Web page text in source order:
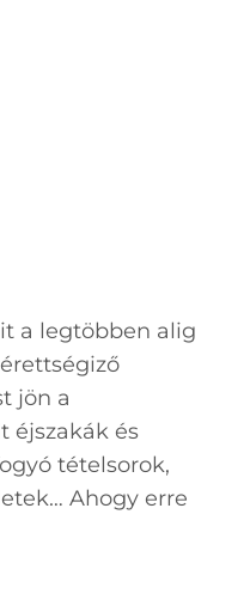
a legtöbben alig
jön a
éjszakák és
tételsorok,
Ahogy erre